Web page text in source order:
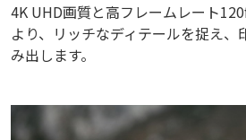
4K UHD画質と高フレームレート
より、リッチなディテールを捉え
み出します。